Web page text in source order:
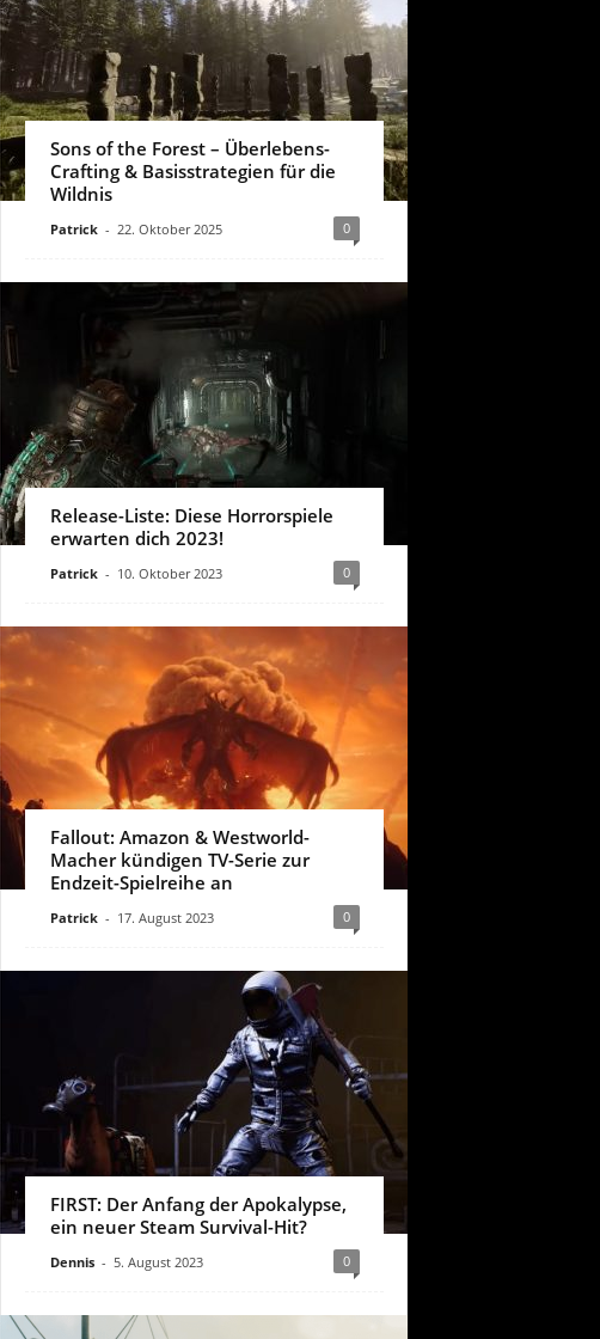
Sons of the Forest – Überlebens-
Crafting & Basisstrategien für die
Wildnis
Patrick - 22. Oktober 2025 0
Release-Liste: Diese Horrorspiele
erwarten dich 2023!
Patrick - 10. Oktober 2023 0
Fallout: Amazon & Westworld-
Macher kündigen TV-Serie zur
Endzeit-Spielreihe an
Patrick - 17. August 2023 0
FIRST: Der Anfang der Apokalypse,
ein neuer Steam Survival-Hit?
Dennis - 5. August 2023 0